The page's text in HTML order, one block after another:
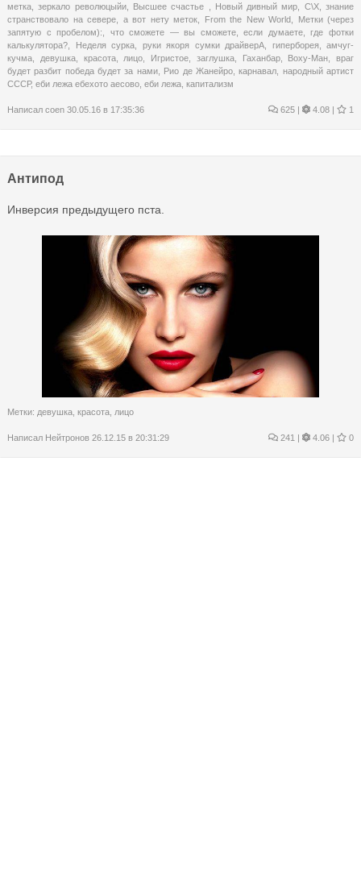
метка ,зеркало революцыйи, Высшее счастье Новый дивный мир С\Х,знание
странствовало на севере
а вот нету меток From the New World
Метки (через
запятую с пробелом):
что сможете — вы сможете,если думаете,где фотки
калькулятора?
Неделя сурка руки якоря сумки драйверА гиперборея
амчуг-
кучма
девушка, красота, лицо Игристое заглушка, Гаханбар, Воху-Ман
враг
будет разбит победа будет за нами, Рио де Жанейро,карнавал
народный артист
СССР, еби лежа ебехото аесово еби лежа капитализм
Написал coen 30.05.16 в 17:35:36 625 | 4.08 | 1
Антипод
Инверсия предыдущего пста.
Метки: девушка красота лицо
Написал Нейтронов 26.12.15 в 20:31:29 241 | 4.06 | 0